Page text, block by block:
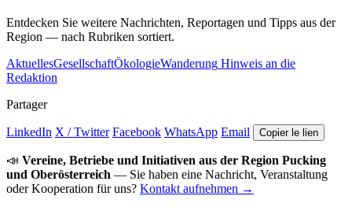
Entdecken Sie weitere Nachrichten, Reportagen und Tipps aus der
Region — nach Rubriken sortiert.
AktuellesGesellschaftÖkologieWanderung Hinweis an die
Redaktion
Partager
LinkedIn X / Twitter Facebook WhatsApp Email Copier le lien
📣 Vereine, Betriebe und Initiativen aus der Region Pucking
und Oberösterreich — Sie haben eine Nachricht, Veranstaltung
oder Kooperation für uns? Kontakt aufnehmen →